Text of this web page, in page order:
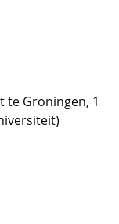
te Groningen, 1